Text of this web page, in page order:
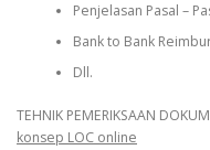
Penjelasan Pasal –
Bank to Bank
Dll.
TEHNIK PEMERIKSAAN
konsep LOC online